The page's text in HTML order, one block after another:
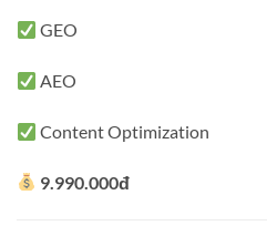
GEO
AEO
Content Optimization
9.990.000đ